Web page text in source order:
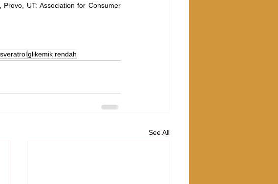
UT: Association for Consumer
glikemik rendah
See All